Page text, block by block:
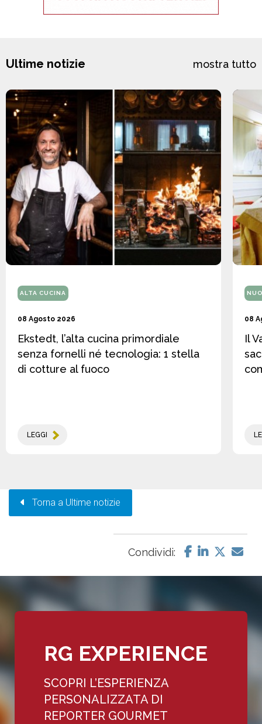
Ultime notizie mostra tutto
ALTA CUCINA
08 Agosto 2026
Ekstedt, l’alta cucina primordiale
senza fornelli né tecnologia: 1 stella
di cotture al fuoco
LEGGI
08
Il
Torna a Ultime notizie
Condividi:
RG EXPERIENCE
SCOPRI L’ESPERIENZA
PERSONALIZZATA DI
REPORTER GOURMET